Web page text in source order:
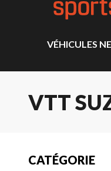
VÉHICULES
VTT
CATÉGORIE